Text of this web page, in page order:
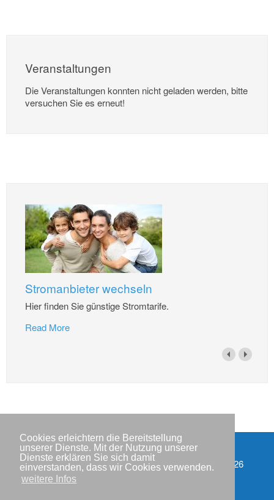
Cookies erleichtern die Bereitstellung
unserer Dienste. Mit der Nutzung unserer
Dienste erklären Sie sich damit
einverstanden, dass wir Cookies verwenden.
weitere Infos
Veranstaltungen
Die Veranstaltungen konnten nicht geladen werden, bitte
versuchen Sie es erneut!
Stromanbieter wechseln
Hier finden Sie günstige Stromtarife.
Read More
Impressum
Datenschutzerklärung
Copyright © IWR 2026